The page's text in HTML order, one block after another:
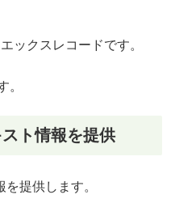
ックスレコードです。
。
ト情報を提供
提供します。